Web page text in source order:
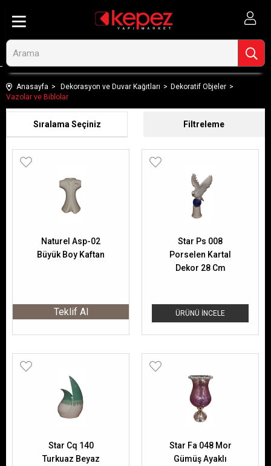
Anasayfa Dekorasyon ve Duvar Kağıtları
Dekoratif Objeler
Vazolar ve Biblolar
Filtreleme
Sıralama
Naturel Asp-02
Büyük Boy Kaftan
Teklif Al ÜRÜNÜ İNCELE
Star Ps 008
Porselen Kartal
Dekor 28 Cm
Star Cq 140
Turkuaz Beyaz
Star Fa 048 Mor
Gümüş Ayaklı